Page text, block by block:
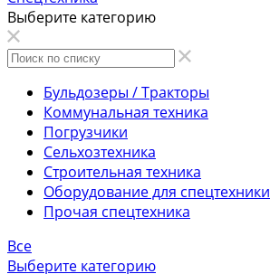
Выберите категорию
Бульдозеры / Тракторы
Коммунальная техника
Погрузчики
Сельхозтехника
Строительная техника
Оборудование для спецтехники
Прочая спецтехника
Все
Выберите категорию